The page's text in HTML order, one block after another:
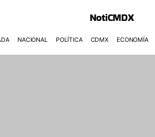
NotiCMDX
NACIONAL POLÍTICA CDMX ECONOMÍA